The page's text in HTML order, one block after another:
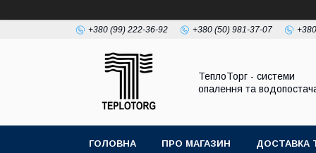
+380 (99) 222-36-92 +380 (50) 981-37-07
ТеплоТорг - системи
опалення та
ГОЛОВНА ПРО МАГАЗИН ДОСТАВКА